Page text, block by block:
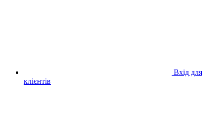
Вхід для
клієнтів